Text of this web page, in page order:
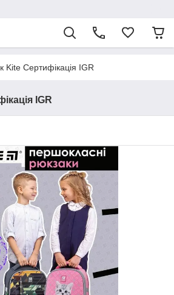
Kite Сертифікація IGR
IGR